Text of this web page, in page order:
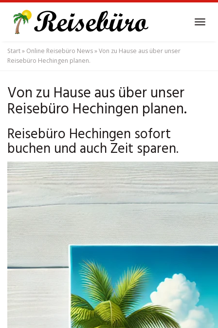
main
content
Start» Online Reisebüro News»Von zu Hause aus über unser
Reisebüro Hechingen planen.
Von zu Hause aus über unser
Reisebüro Hechingen planen.
Reisebüro Hechingen sofort
buchen und auch Zeit sparen.